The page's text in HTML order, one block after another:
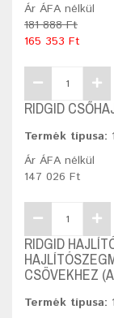
Ár ÁFA nélkül
181 888 Ft
165 353 Ft
RIDGID
Termék típusa:
Ár ÁFA nélkül
147 026 Ft
RIDGID
CSÖVEKHEZ
Termék típusa: